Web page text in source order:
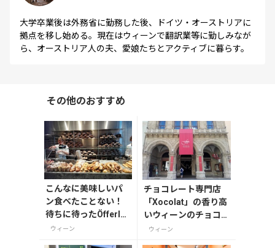
大学卒業後は外務省に勤務した後、ドイツ・オーストリアに
拠点を移し始める。現在はウィーンで翻訳業等に勤しみなが
ら、オーストリア人の夫、愛娘たちとアクティブに暮らす。
その他のおすすめ
こんなに美味しいパ
ン食べたことない！
待ちに待ったÖfferlウ
ィーン店
ウィーン
チョコレート専門店
「Xocolat」の香り高
いウィーンのチョコレ
ートは、自分へのご褒
ウィーン